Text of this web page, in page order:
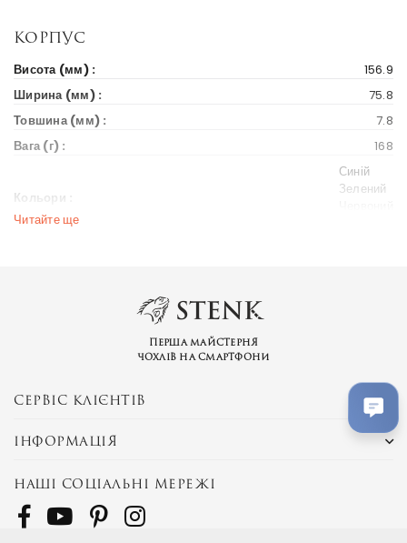
Корпус
Висота (мм) :
156.9
Ширина (мм) :
75.8
Товшина (мм) :
7.8
Вага (г) :
168
Кольори :
Синій
Зелений
Вихід на ринок
145 $
Весь світ
Україна
Серія пристрою :
Читайте ще
Перша майстерня
чохлів на смартфони
СЕРВІС КЛІЄНТІВ
ІНФОРМАЦІЯ
НАШІ СОЦІАЛЬНІ МЕРЕЖІ